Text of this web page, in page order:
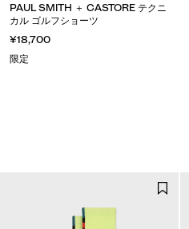
PAUL SMITH ＋ CASTORE テクニ
カル ゴルフショーツ
¥18,700
限定